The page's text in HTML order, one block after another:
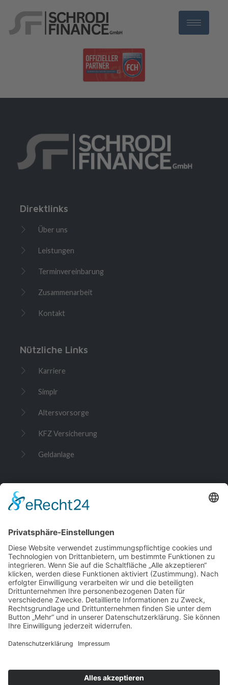
Autor:
Qpowerweb
Direktlinks
Über uns
Leistungen
Terminvereinbarung
Zusammenarbeit
Kontakt
Nützliche Links
Karriere
Simplr
Altersvorsorge
KFZ Versicherung
Geldanlage
Kurze Str. 5
info@schrodi-finance.de
07321 3530 397
Copyright 2026 © Schrodi Finance GmbH . Powered by